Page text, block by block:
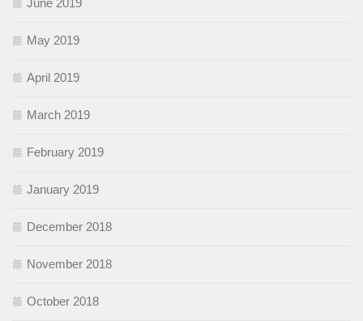
May 2019
April 2019
March 2019
February 2019
January 2019
December 2018
November 2018
October 2018